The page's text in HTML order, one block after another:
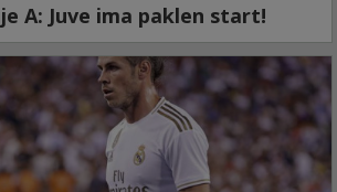
A: Juve ima paklen start!